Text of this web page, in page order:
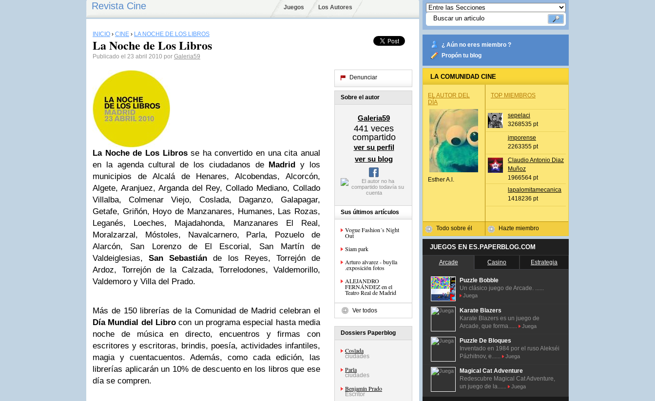
Revista Cine Juegos Los Autores
INICIO › CINE › LA NOCHE DE LOS LIBROS
La Noche de Los Libros
Publicado el 23 abril 2010 por Galeria59
La Noche de Los Librosse ha convertido en una cita anual
en la agenda cultural de los ciudadanos de Madrid y los
municipios de Alcalá de Henares, Alcobendas, Alcorcón,
Algete, Aranjuez, Arganda del Rey, Collado Mediano, Collado
Villalba, Colmenar Viejo, Coslada, Daganzo, Galapagar,
Getafe, Griñón, Hoyo de Manzanares, Humanes, Las Rozas,
Leganés, Loeches, Majadahonda, Manzanares El Real,
Moralzarzal, Móstoles, Navalcarnero, Parla, Pozuelo de
Alarcón, San Lorenzo de El Escorial, San Martín de
Valdeiglesias,San Sebastián de los Reyes, Torrejón de
Ardoz, Torrejón de la Calzada, Torrelodones, Valdemorillo,
Valdemoro y Villa del Prado.
Más de 150 librerías de la Comunidad de Madrid celebran el
Día Mundial del Libro con un programa especial hasta media
noche de música en directo, encuentros y firmas con
escritores y escritoras, brindis, poesía, actividades infantiles,
magia y cuentacuentos. Además, como cada edición, las
librerías aplicarán un 10% de descuento en los libros que ese
día se compren.
Denunciar
Sobre el autor
Galeria59
441 veces
compartido
ver su perfil
ver su blog
Sus últimos artículos
Vogue Fashion´s Night
Out
Siam park
Arturo alvarez - buylla
.exposición fotos
ALEJANDRO
FERNÁNDEZ en el
Teatro Real de Madrid
Ver todos
Dossiers Paperblog
Coslada
ciudades
Parla
ciudades
Benjamín Prado
Escritor
¿ Aún no eres miembro ?
Propón tu blog
LA COMUNIDAD CINE
EL AUTOR DEL
DÍA
Esther A.l.
Todo sobre él
TOP MIEMBROS
sepelaci
3268535 pt
jmporense
2263355 pt
Claudio Antonio Diaz
Muñoz
1966564 pt
lapalomitamecanica
1418236 pt
Hazte miembro
JUEGOS EN ES.PAPERBLOG.COM
Arcade Casino Estrategia
Puzzle Bobble
Un clásico juego de Arcade. ......
Juega
Karate Blazers
Karate Blazers es un juego de
Arcade, que forma......
Juega
Puzzle De Bloques
Inventado en 1984 por el ruso Alekséi
Pázhitnov, e......
Juega
Magical Cat Adventure
Redescubre Magical Cat Adventure,
un juego de la......
Juega